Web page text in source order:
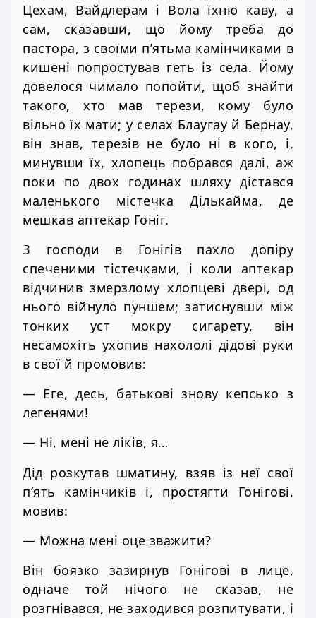
Цехам, Вайдлерам і Вола їхню каву, а
сам, сказавши, що йому треба до
пастора, з своїми п’ятьма камінчиками в
кишені попростував геть із села. Йому
довелося чимало попойти, щоб знайти
такого, хто мав терези, кому було
вільно їх мати; у селах Блаугау й Бернау,
він знав, терезів не було ні в кого, і,
минувши їх, хлопець побрався далі, аж
поки по двох годинах шляху дістався
маленького містечка Дількайма, де
мешкав аптекар Гоніг.
З господи в Гонігів пахло допіру
спеченими тістечками, і коли аптекар
відчинив змерзлому хлопцеві двері, од
нього війнуло пуншем; затиснувши між
тонких уст мокру сигарету, він
несамохіть ухопив нахололі дідові руки
в свої й промовив:
— Еге, десь, батькові знову кепсько з
легенями!
— Ні, мені не ліків, я…
Дід розкутав шматину, взяв із неї свої
п’ять камінчиків і, простягти Гонігові,
мовив:
— Можна мені оце зважити?
Він боязко зазирнув Гонігові в лице,
одначе той нічого не сказав, не
розгнівався, не заходився розпитувати, і